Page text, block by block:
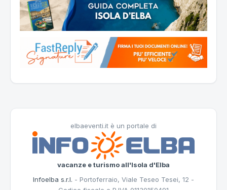
elbaeventi.it è un portale di
vacanze e turismo all'Isola d'Elba
Infoelba s.r.l. - Portoferraio, Viale Teseo Tesei, 12 -